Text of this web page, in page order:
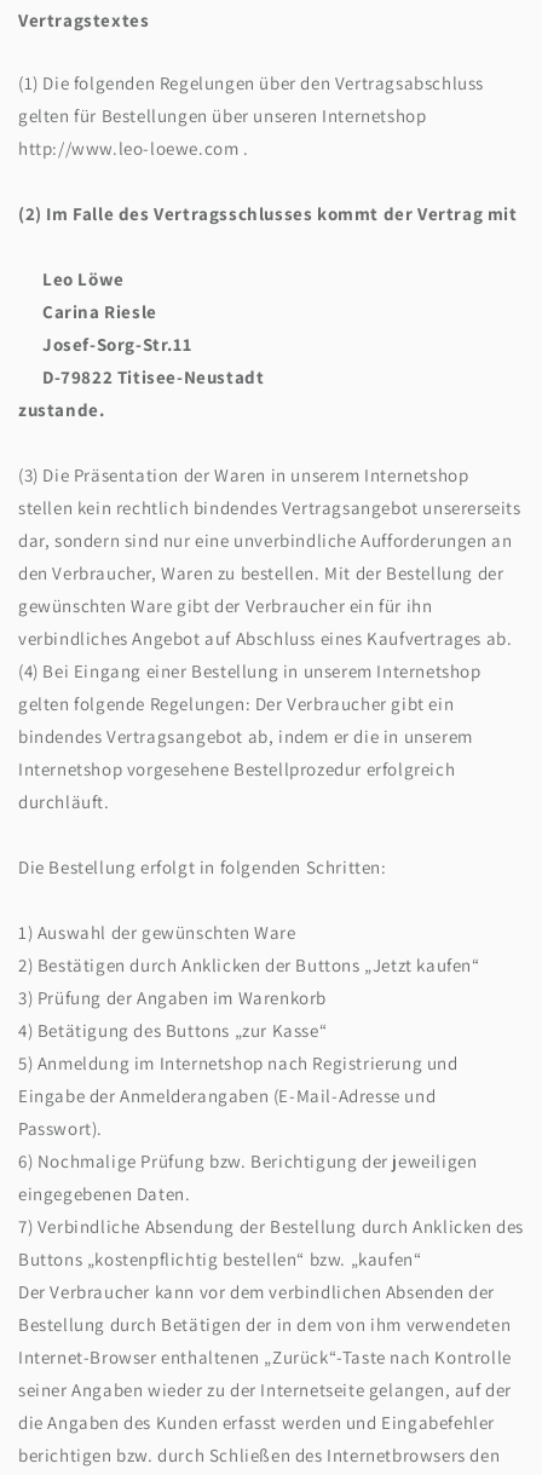
Vertragstextes
(1) Die folgenden Regelungen über den Vertragsabschluss
gelten für Bestellungen über unseren Internetshop
http://www.leo-loewe.com .
(2) Im Falle des Vertragsschlusses kommt der Vertrag mit
Leo Löwe
Carina Riesle
Josef-Sorg-Str.11
D-79822 Titisee-Neustadt
zustande.
(3) Die Präsentation der Waren in unserem Internetshop
stellen kein rechtlich bindendes Vertragsangebot unsererseits
dar, sondern sind nur eine unverbindliche Aufforderungen an
den Verbraucher, Waren zu bestellen. Mit der Bestellung der
gewünschten Ware gibt der Verbraucher ein für ihn
verbindliches Angebot auf Abschluss eines Kaufvertrages ab.
(4) Bei Eingang einer Bestellung in unserem Internetshop
gelten folgende Regelungen: Der Verbraucher gibt ein
bindendes Vertragsangebot ab, indem er die in unserem
Internetshop vorgesehene Bestellprozedur erfolgreich
durchläuft.
Die Bestellung erfolgt in folgenden Schritten:
1) Auswahl der gewünschten Ware
2) Bestätigen durch Anklicken der Buttons „Jetzt kaufen“
3) Prüfung der Angaben im Warenkorb
4) Betätigung des Buttons „zur Kasse“
5) Anmeldung im Internetshop nach Registrierung und
Eingabe der Anmelderangaben (E-Mail-Adresse und
Passwort).
6) Nochmalige Prüfung bzw. Berichtigung der jeweiligen
eingegebenen Daten.
7) Verbindliche Absendung der Bestellung durch Anklicken des
Buttons „kostenpflichtig bestellen“ bzw. „kaufen“
Der Verbraucher kann vor dem verbindlichen Absenden der
Bestellung durch Betätigen der in dem von ihm verwendeten
Internet-Browser enthaltenen „Zurück“-Taste nach Kontrolle
seiner Angaben wieder zu der Internetseite gelangen, auf der
die Angaben des Kunden erfasst werden und Eingabefehler
berichtigen bzw. durch Schließen des Internetbrowsers den